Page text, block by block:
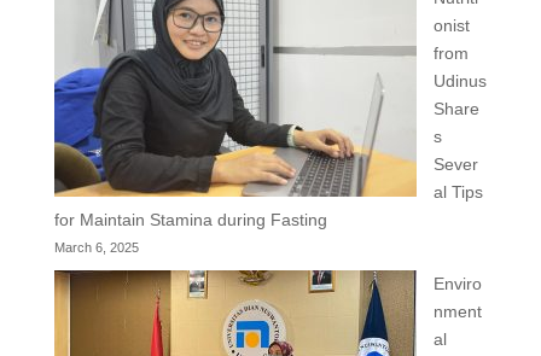
onist
from
Udinus
Share
s
Sever
al Tips
for Maintain Stamina during Fasting
March 6, 2025
Enviro
nment
al